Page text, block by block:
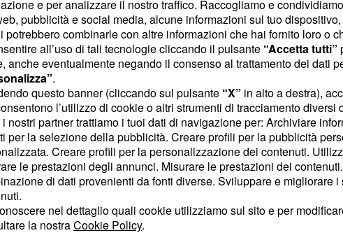
sulla pista toscana, dunque, è ancora
e i tifosi del pilota di Tavullia trattengono
di conoscere novità sulla partecipazione o
Dottore al GP del Mugello.Valentino Rossi è
dopo la caduta ed il ricovero in ospedale,
di tranquillizzare la marea gialla che aspetta da
per lui. Il pesarese sta lavorando per poter
del Gran Premio d’Italia e farà di tutto per
giornata di giovedì, il Dottore dovrà superare
per poter scendere in pista e dunque solo
potrà avere la certezza della sua partecipazione
e per analizzare il nostro traffico. Raccogliamo e
pubblicità e social media, alcune informazioni sul tuo
potrebbero combinarle con altre informazioni che hai fornito loro o
all’uso di tali tecnologie cliccando il pulsante “Accetta tutti”
anche eventualmente negando il consenso al trattamento dei dati
.
questo banner (cliccando sul pulsante “X” in alto a destra),
l’utilizzo di cookie o altri strumenti di tracciamento diversi
nostri partner trattiamo i tuoi dati di navigazione per: Archiviare
per la selezione della pubblicità. Creare profili per la pubblicità
Creare profili per la personalizzazione dei contenuti.
le prestazioni degli annunci. Misurare le prestazioni dei
di dati provenienti da fonti diverse. Sviluppare e migliorare
nel dettaglio quali cookie utilizziamo sul sito e per
la nostraCookie Policy.